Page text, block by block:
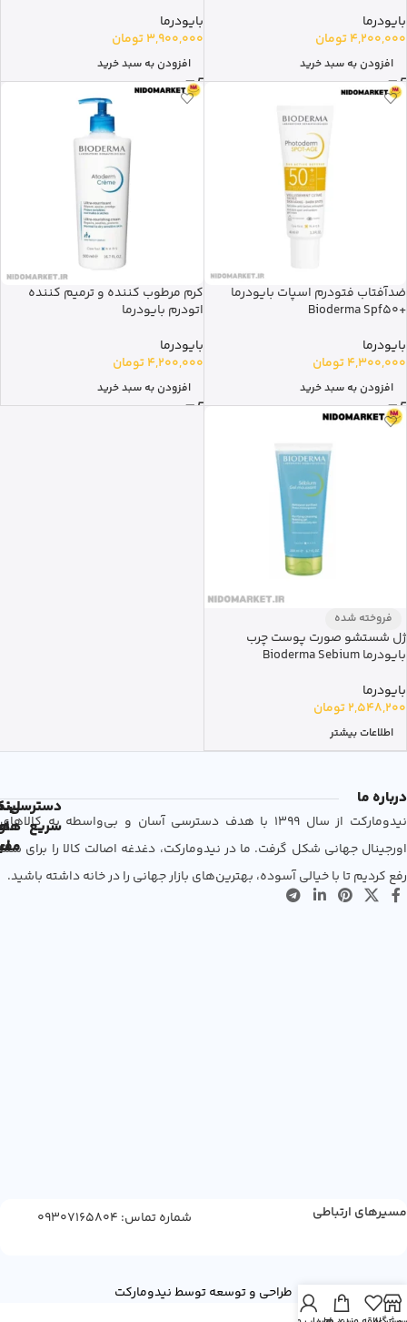
بایودرما
4,200,000تومان
افزودن به سبد خرید
بایودرما
3,900,000 تومان
افزودن به سبد خرید
ضدآفتاب فتودرم اسپات بایودرما
+Bioderma Spf50
بایودرما
4,300,000تومان
افزودن به سبد خرید
کرم مرطوب کننده و ترمیم کننده
اتودرم بایودرما
بایودرما
4,200,000 تومان
افزودن به سبد خرید
فروخته شده
ژل شستشو صورت پوست چرب
بایودرما Bioderma Sebium
بایودرما
2,548,200تومان
اطلاعات بیشتر
درباره ما
نیدومارکت از سال 1399 با هدف دسترسی آسان و بی‌واسطه به کالاهای
اورجینال جهانی شکل گرفت. ما در نیدومارکت، دغدغه اصالت کالا را برای شما
رفع کردیم تا با خیالی آسوده، بهترین‌های بازار جهانی را در خانه داشته باشید.
دسترسی
سریع
مسیرهای ارتباطی شماره تماس: 09307165804
طراحی و توسعه توسط نیدومارکت